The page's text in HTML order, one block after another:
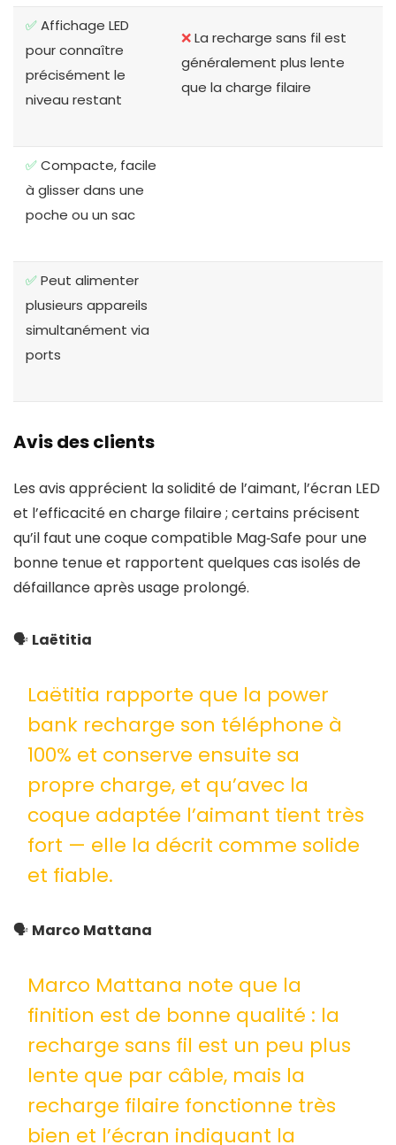
✅Affichage LED
pour connaître
précisément le
niveau restant
❌La recharge sans fil est
généralement plus lente
que la charge filaire
✅Compacte, facile
à glisser dans une
poche ou un sac
✅Peut alimenter
plusieurs appareils
simultanément via
ports
Avis des clients
Les avis apprécient la solidité de l’aimant, l’écran LED
et l’efficacité en charge filaire ; certains précisent
qu’il faut une coque compatible Mag‑Safe pour une
bonne tenue et rapportent quelques cas isolés de
défaillance après usage prolongé.
🗣️ Laëtitia
Laëtitia rapporte que la power
bank recharge son téléphone à
100% et conserve ensuite sa
propre charge, et qu’avec la
coque adaptée l’aimant tient très
fort — elle la décrit comme solide
et fiable.
🗣️ Marco Mattana
Marco Mattana note que la
finition est de bonne qualité : la
recharge sans fil est un peu plus
lente que par câble, mais la
recharge filaire fonctionne très
bien et l’écran indiquant la